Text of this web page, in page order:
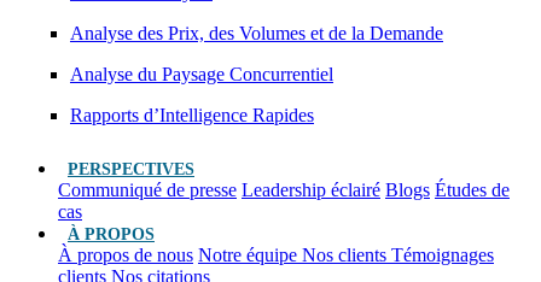
Analyse des Prix, des Volumes et de la Demande
Analyse du Paysage Concurrentiel
Rapports d’Intelligence Rapides
PERSPECTIVES
Communiqué de presse Leadership éclairé Blogs Études de
cas
À PROPOS
À propos de nous Notre équipe Nos clients Témoignages
clients Nos citations